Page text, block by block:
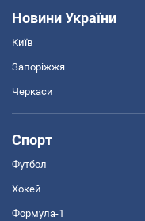
Новини України
Київ
Запоріжжя
Черкаси
Спорт
Футбол
Хокей
Формула-1